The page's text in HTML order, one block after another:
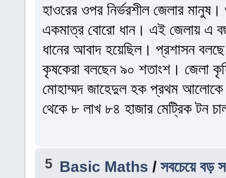
হাওরের ওপর নির্ভরশীল জেলার
একমাত্র বোরো ধান। এই জেলায় এ
ধানের আবাদ হয়েছিল। প্রশাসন
কৃষকেরা বলছেন ৯০ শতাংশ। জেলা
মোহাম্মদ জাহেদুল হক প্রথম আলোকে
থেকে ৮ লাখ ৮৪ হাজার মেট্রিক টন
5 Basic Maths /সবচেয়ে বড়